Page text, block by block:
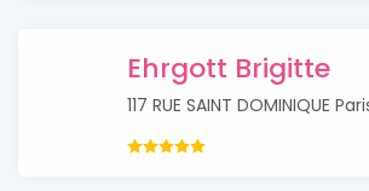
Ehrgott Brigitte
117 RUE SAINT DOMINIQUE